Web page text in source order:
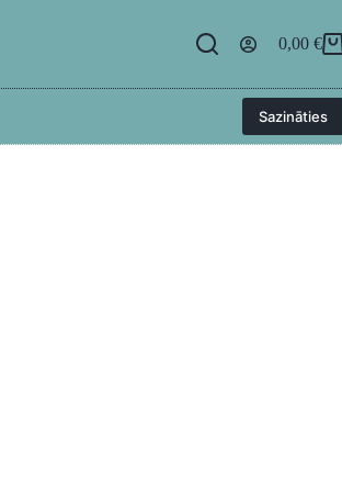
0,00 €
Sazināties